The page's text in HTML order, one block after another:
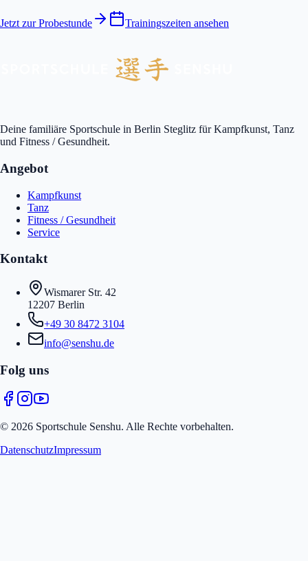
Jetzt zur Probestunde Trainingszeiten ansehen
Deine familiäre Sportschule in Berlin Steglitz für Kampfkunst, Tanz
und Fitness / Gesundheit.
Angebot
Kampfkunst
Tanz
Fitness / Gesundheit
Service
Kontakt
Wismarer Str. 42
12207 Berlin
+49 30 8472 3104
info@senshu.de
Folg uns
© 2026 Sportschule Senshu. Alle Rechte vorbehalten.
DatenschutzImpressum